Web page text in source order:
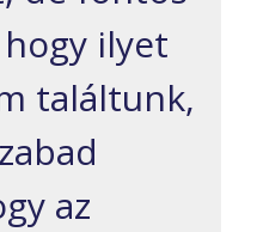
ilyet
találtunk,
az